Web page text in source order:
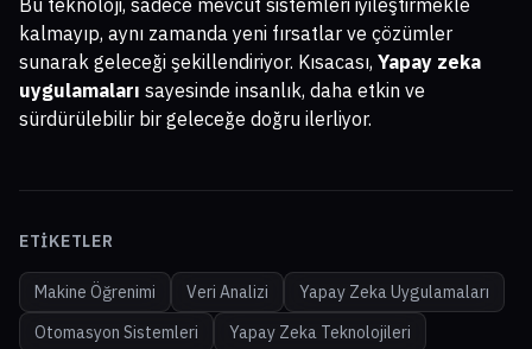
Bu teknoloji, sadece mevcut sistemleri iyileştirmekle
kalmayıp, aynı zamanda yeni fırsatlar ve çözümler
sunarak geleceği şekillendiriyor. Kısacası, Yapay zeka
uygulamaları sayesinde insanlık, daha etkin ve
sürdürülebilir bir geleceğe doğru ilerliyor.
ETIKETLER
Makine Öğrenimi Veri Analizi
Yapay Zeka Uygulamaları
Otomasyon Sistemleri
Yapay Zeka Teknolojileri